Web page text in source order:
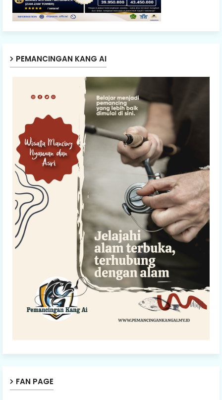
PEMANCINGAN KANG AI
FAN PAGE